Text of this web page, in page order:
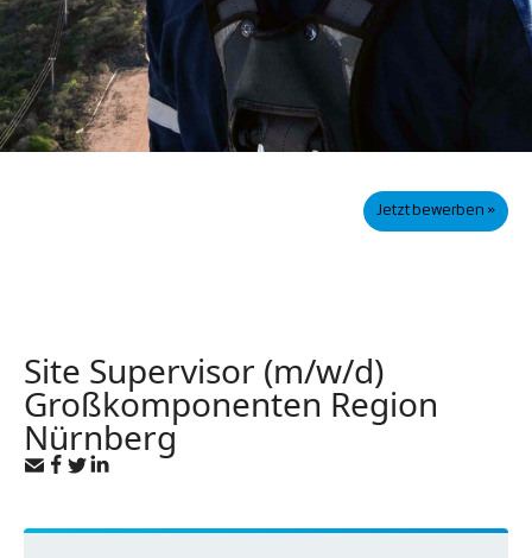
Jetzt bewerben »
Site Supervisor (m/w/d)
Großkomponenten Region
Nürnberg